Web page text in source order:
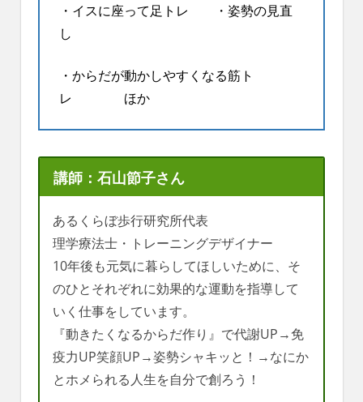
へ
・イスに座って足トレ ・姿勢の見直
し
・からだが動かしやすくなる筋ト
レ ほか
講師：石山節子さん
あるくらぼ歩行研究所代表
理学療法士・トレーニングデザイナー
10年後も元気に暮らしてほしいために、そ
のひとそれぞれに効果的な運動を指導して
いく仕事をしています。
『動きたくなるからだ作り』で代謝UP→免
疫力UP笑顔UP→姿勢シャキッと！→なにか
とホメられる人生を自分で創ろう！